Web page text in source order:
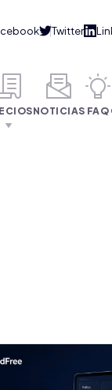
NOTICIAS FAQ